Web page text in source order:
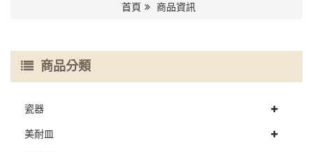
首頁 商品資訊
商品分類
瓷器
美耐皿